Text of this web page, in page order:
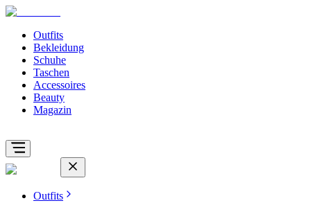
Outfits
Bekleidung
Schuhe
Taschen
Accessoires
Beauty
Magazin
Outfits